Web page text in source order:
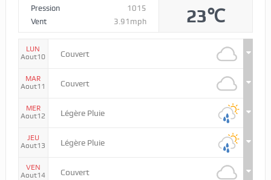
Pression
1015
Vent
3.91mph 23℃
LUN
Aout10
Couvert
MAR
Aout11
Couvert
MER
Aout12
Légère Pluie
JEU
Aout13
Légère Pluie
VEN
Aout14
Couvert